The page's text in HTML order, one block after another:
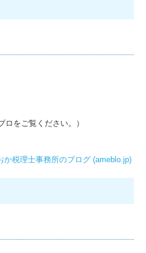
ティング入門
をご覧ください。）
税理士事務所のブログ (ameblo.jp)